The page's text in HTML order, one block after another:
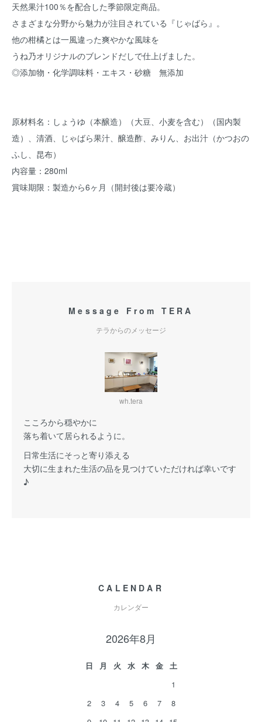
天然果汁100％を配合した季節限定商品。
さまざまな分野から魅力が注目されている『じゃばら』。
他の柑橘とは一風違った爽やかな風味を
うね乃オリジナルのブレンドだしで仕上げました。
◎添加物・化学調味料・エキス・砂糖 無添加
原材料名：しょうゆ（本醸造）（大豆、小麦を含む）（国内製
造）、清酒、じゃばら果汁、醸造酢、みりん、お出汁（かつおの
ふし、昆布）
内容量：280ml
賞味期限：製造から6ヶ月（開封後は要冷蔵）
Message From TERA
テラからのメッセージ
wh.tera
こころから穏やかに
落ち着いて居られるように。
日常生活にそっと寄り添える
大切に生まれた生活の品を見つけていただければ幸いです
♪
CALENDAR
カレンダー
2026年8月
日 月 火 水 木 金
土
1
2
3 4 5 6 7
8